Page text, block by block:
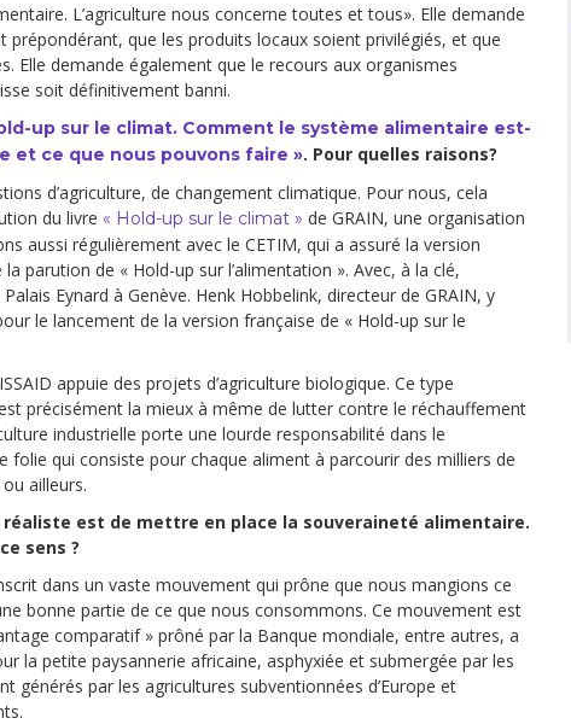
Nigeria
Palestine
Pérou
Syrie
Turquie
Venezuela
L’agriculture nous concerne toutes et tous». Elle demande
prépondérant, que les produits locaux soient privilégiés, et que
Elle demande également que le recours aux organismes
soit définitivement banni.
up sur le climat. Comment le système alimentaire est-
et ce que nous pouvons faire ». Pour quelles raisons?
d’agriculture, de changement climatique. Pour nous, cela
du livre « Hold-up sur le climat » de GRAIN, une organisation
aussi régulièrement avec le CETIM, qui a assuré la version
parution de « Hold-up sur l’alimentation ». Avec, à la clé,
Eynard à Genève. Henk Hobbelink, directeur de GRAIN, y
le lancement de la version française de « Hold-up sur le
appuie des projets d’agriculture biologique. Ce type
précisément la mieux à même de lutter contre le réchauffement
industrielle porte une lourde responsabilité dans le
qui consiste pour chaque aliment à parcourir des milliers de
ailleurs.
est de mettre en place la souveraineté alimentaire.
sens ?
dans un vaste mouvement qui prône que nous mangions ce
bonne partie de ce que nous consommons. Ce mouvement est
comparatif » prôné par la Banque mondiale, entre autres, a
la petite paysannerie africaine, asphyxiée et submergée par les
générés par les agricultures subventionnées d’Europe et